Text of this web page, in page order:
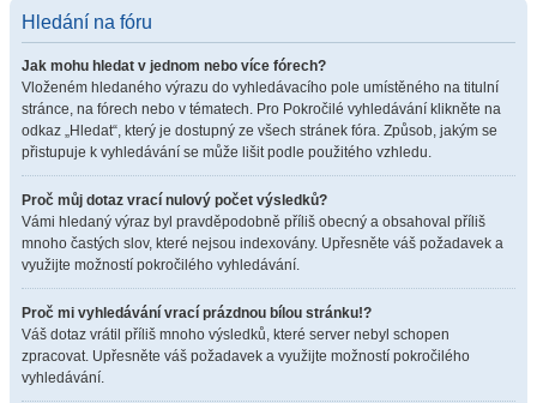
Hledání na fóru
Jak mohu hledat v jednom nebo více fórech?
Vloženém hledaného výrazu do vyhledávacího pole umístěného na titulní
stránce, na fórech nebo v tématech. Pro Pokročilé vyhledávání klikněte na
odkaz „Hledat“, který je dostupný ze všech stránek fóra. Způsob, jakým se
přistupuje k vyhledávání se může lišit podle použitého vzhledu.
Proč můj dotaz vrací nulový počet výsledků?
Vámi hledaný výraz byl pravděpodobně příliš obecný a obsahoval příliš
mnoho častých slov, které nejsou indexovány. Upřesněte váš požadavek a
využijte možností pokročilého vyhledávání.
Proč mi vyhledávání vrací prázdnou bílou stránku!?
Váš dotaz vrátil příliš mnoho výsledků, které server nebyl schopen
zpracovat. Upřesněte váš požadavek a využijte možností pokročilého
vyhledávání.